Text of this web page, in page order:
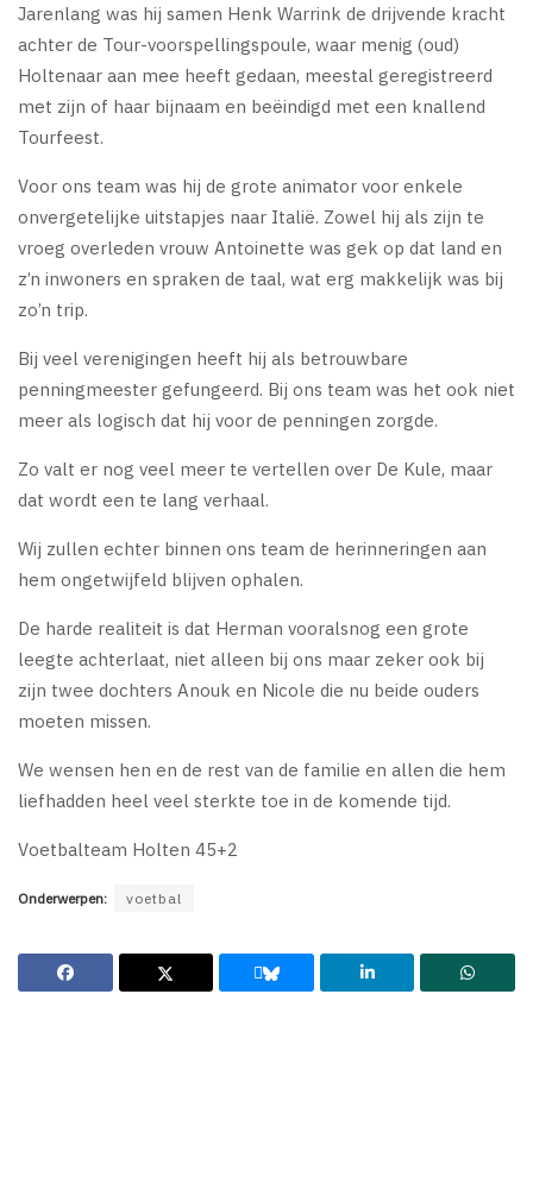
Jarenlang was hij samen Henk Warrink de drijvende kracht
achter de Tour-voorspellingspoule, waar menig (oud)
Holtenaar aan mee heeft gedaan, meestal geregistreerd
met zijn of haar bijnaam en beëindigd met een knallend
Tourfeest.
Voor ons team was hij de grote animator voor enkele
onvergetelijke uitstapjes naar Italië. Zowel hij als zijn te
vroeg overleden vrouw Antoinette was gek op dat land en
z’n inwoners en spraken de taal, wat erg makkelijk was bij
zo’n trip.
Bij veel verenigingen heeft hij als betrouwbare
penningmeester gefungeerd. Bij ons team was het ook niet
meer als logisch dat hij voor de penningen zorgde.
Zo valt er nog veel meer te vertellen over De Kule, maar
dat wordt een te lang verhaal.
Wij zullen echter binnen ons team de herinneringen aan
hem ongetwijfeld blijven ophalen.
De harde realiteit is dat Herman vooralsnog een grote
leegte achterlaat, niet alleen bij ons maar zeker ook bij
zijn twee dochters Anouk en Nicole die nu beide ouders
moeten missen.
We wensen hen en de rest van de familie en allen die hem
liefhadden heel veel sterkte toe in de komende tijd.
Voetbalteam Holten 45+2
Onderwerpen: voetbal